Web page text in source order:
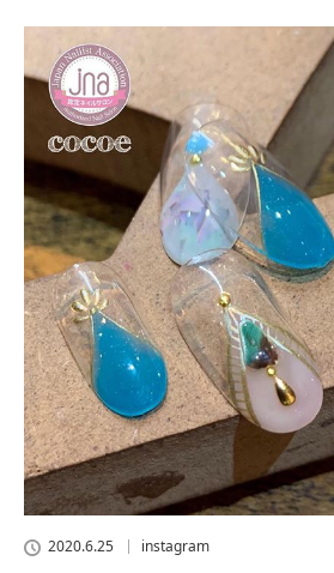
2020.6.25 instagram